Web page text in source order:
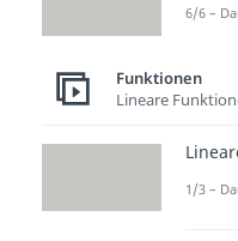
6/6 –
Funktionen
Lineare
1/3 –